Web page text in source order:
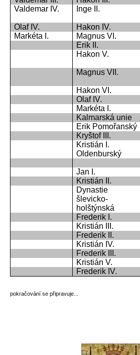
Valdemar IV.
Inge II.
Olaf IV.
Hakon IV.
Markéta I.
Magnus VI.
Erik II.
Hakon V.
Magnus VII.
Hakon VI.
Olaf IV.
Markéta I.
Kalmarská unie
Erik Pomořanský
Kryštof III.
Kristián I.
Oldenburský
Jan I.
Kristián II.
Dynastie
šlevicko-
holštýnská
Frederik I.
Kristián III.
Frederik II.
Kristián IV.
Frederik III.
Kristián V.
Frederik IV.
pokračování se připravuje...